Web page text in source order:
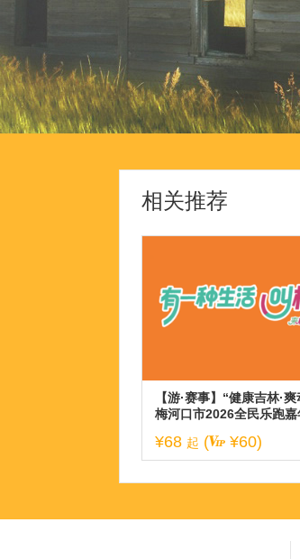
相关推荐
【游·赛事】“健康吉林·
梅河口市2026全民乐跑
¥68 起 ( ¥60)